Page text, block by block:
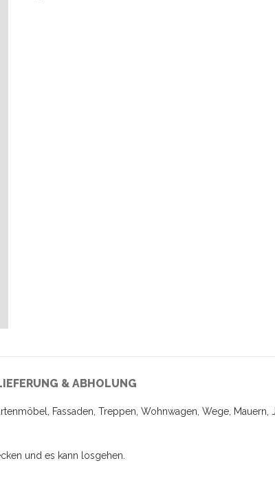
& ABHOLUNG
Fassaden, Treppen, Wohnwagen, Wege, Mauern,
und es kann losgehen.